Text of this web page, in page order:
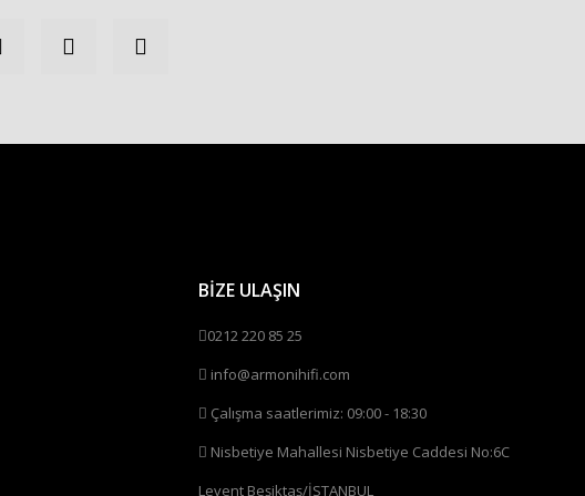
BİZE ULAŞIN
0212 220 85 25
info@armonihifi.com
Çalışma saatlerimiz: 09:00 - 18:30
Nisbetiye Mahallesi Nisbetiye Caddesi No:6C
Levent Beşiktaş/İSTANBUL